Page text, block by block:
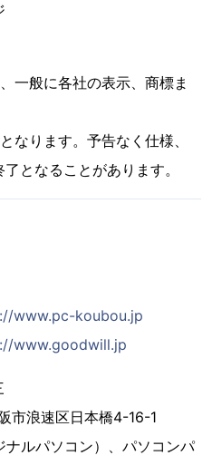
一般に各社の表示、商標ま
なります。予告なく仕様、
となることがあります。
www.pc-koubou.jp
www.goodwill.jp
市浪速区日本橋4-16-1
ルパソコン）、パソコンパ